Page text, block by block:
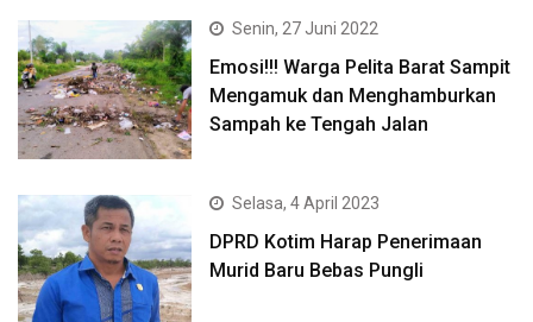
Senin, 27 Juni 2022
Emosi!!! Warga Pelita Barat Sampit
Mengamuk dan Menghamburkan
Sampah ke Tengah Jalan
Selasa, 4 April 2023
DPRD Kotim Harap Penerimaan
Murid Baru Bebas Pungli